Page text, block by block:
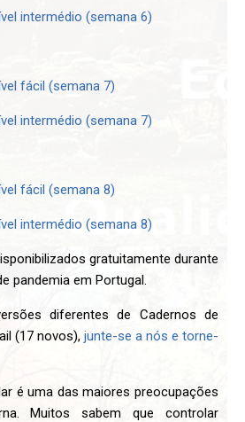
intermédio (semana 6)
fácil (semana 7)
intermédio (semana 7)
fácil (semana 8)
intermédio (semana 8)
gratuitamente durante
pandemia em Portugal.
diferentes de Cadernos de
(17 novos), junte-se a nós e torne-
é uma das maiores preocupações
Muitos sabem que controlar